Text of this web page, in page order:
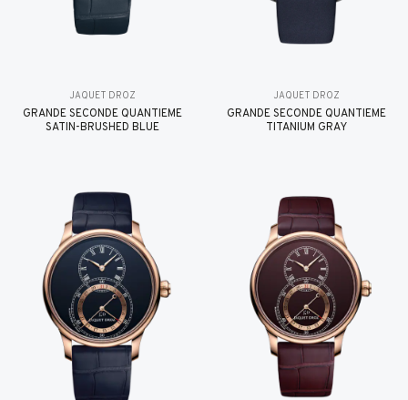
JAQUET DROZ
GRANDE SECONDE QUANTIÈME
SATIN-BRUSHED BLUE
JAQUET DROZ
GRANDE SECONDE QUANTIÈME
TITANIUM GRAY